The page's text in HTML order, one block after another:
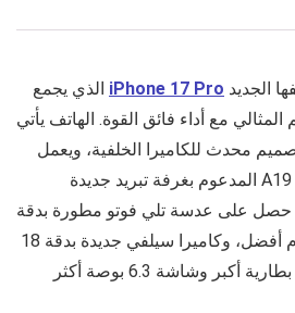
الجديد iPhone 17 Pro الذي يجمع
مع أداء فائق القوة. الهاتف يأتي
محدث للكاميرا الخلفية، ويعمل
بأحدث معالج من أبل A19 Pro المدعوم بغرفة تبريد جديدة
حصل على عدسة تلي فوتو مطورة بدقة
48 ميجا بكسل لتجربة زوم أفضل، وكاميرا سيلفي جديدة بدقة 18
ميجا بكسل، بالإضافة إلى بطارية أكبر وشاشة 6.3 بوصة أكثر